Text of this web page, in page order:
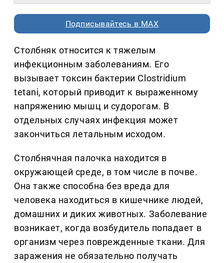
Подписывайтесь в MAX
Столбняк относится к тяжелым
инфекционным заболеваниям. Его
вызывает токсин бактерии Clostridium
tetani, который приводит к выраженному
напряжению мышц и судорогам. В
отдельных случаях инфекция может
закончиться летальным исходом.
Столбнячная палочка находится в
окружающей среде, в том числе в почве.
Она также способна без вреда для
человека находиться в кишечнике людей,
домашних и диких животных. Заболевание
возникает, когда возбудитель попадает в
организм через поврежденные ткани. Для
заражения не обязательно получать